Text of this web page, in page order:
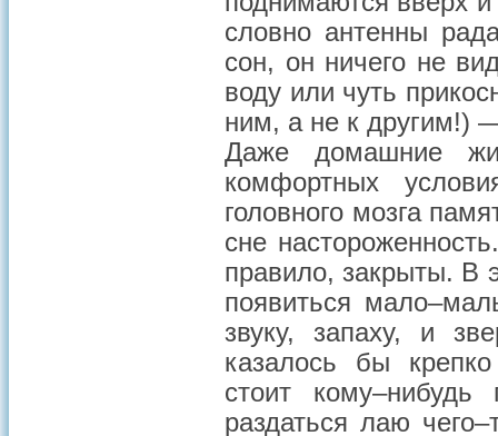
словно антенны
сон, он ничего не
воду или чуть
ним, а не к другим!)
Даже домашние
комфортных
головного мозга
сне
правило, закрыты. В
появиться
звуку, запаху, и
казалось бы
стоит
раздаться лаю